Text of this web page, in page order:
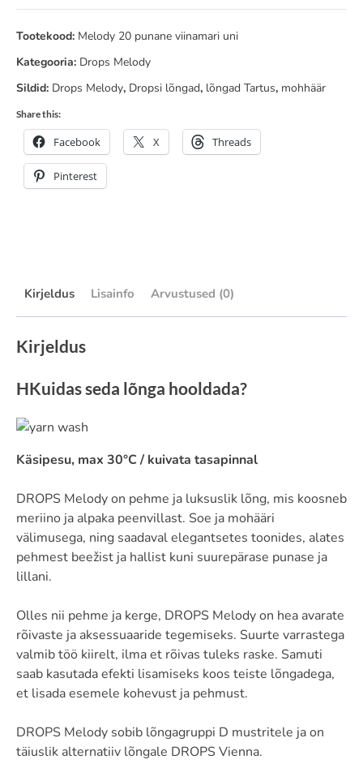
punane
viinamari
uni
kogus
Tootekood: Melody 20 punane viinamari uni
Kategooria: Drops Melody
Sildid: Drops Melody, Dropsi lõngad, lõngad Tartus, mohhäär
Share this:
Facebook X Threads
Pinterest
Kirjeldus Lisainfo Arvustused (0)
Kirjeldus
HKuidas seda lõnga hooldada?
Käsipesu, max 30°C / kuivata tasapinnal
DROPS Melody on pehme ja luksuslik lõng, mis koosneb
meriino ja alpaka peenvillast. Soe ja mohääri
välimusega, ning saadaval elegantsetes toonides, alates
pehmest beežist ja hallist kuni suurepärase punase ja
lillani.
Olles nii pehme ja kerge, DROPS Melody on hea avarate
rõivaste ja aksessuaaride tegemiseks. Suurte varrastega
valmib töö kiirelt, ilma et rõivas tuleks raske. Samuti
saab kasutada efekti lisamiseks koos teiste lõngadega,
et lisada esemele kohevust ja pehmust.
DROPS Melody sobib lõngagruppi D mustritele ja on
täiuslik alternatiiv lõngale DROPS Vienna.